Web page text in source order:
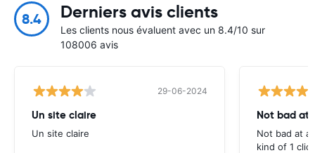
8.4 Derniers avis clients
Les clients nous évaluent avec un 8.4/10 sur
108006 avis
29-06-2024
Un site claire
Un site claire
Not bad at
Not bad at
kind of 1